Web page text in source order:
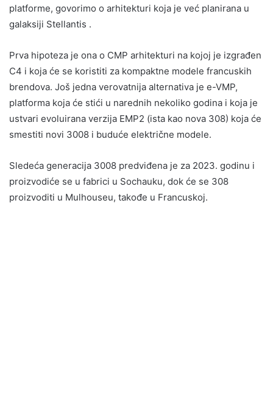
platforme, govorimo o arhitekturi koja je već planirana u
galaksiji Stellantis .
Prva hipoteza je ona o CMP arhitekturi na kojoj je izgrađen
C4 i koja će se koristiti za kompaktne modele francuskih
brendova. Još jedna verovatnija alternativa je e-VMP,
platforma koja će stići u narednih nekoliko godina i koja je
ustvari evoluirana verzija EMP2 (ista kao nova 308) koja će
smestiti novi 3008 i buduće električne modele.
Sledeća generacija 3008 predviđena je za 2023. godinu i
proizvodiće se u fabrici u Sochauku, dok će se 308
proizvoditi u Mulhouseu, takođe u Francuskoj.